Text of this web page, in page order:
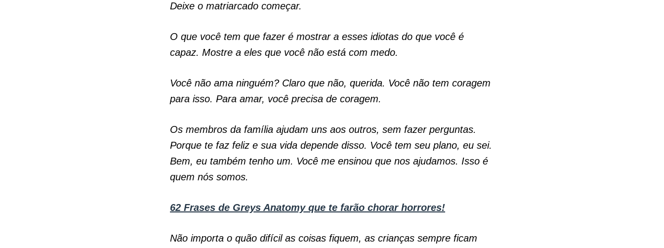
Deixe o matriarcado começar.
O que você tem que fazer é mostrar a esses idiotas do que você é
capaz. Mostre a eles que você não está com medo.
Você não ama ninguém? Claro que não, querida. Você não tem coragem
para isso. Para amar, você precisa de coragem.
Os membros da família ajudam uns aos outros, sem fazer perguntas.
Porque te faz feliz e sua vida depende disso. Você tem seu plano, eu sei.
Bem, eu também tenho um. Você me ensinou que nos ajudamos. Isso é
quem nós somos.
62 Frases de Greys Anatomy que te farão chorar horrores!
Não importa o quão difícil as coisas fiquem, as crianças sempre ficam